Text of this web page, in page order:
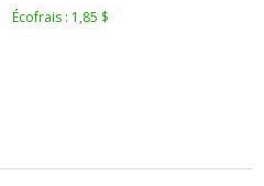
Écofrais : 1,85 $